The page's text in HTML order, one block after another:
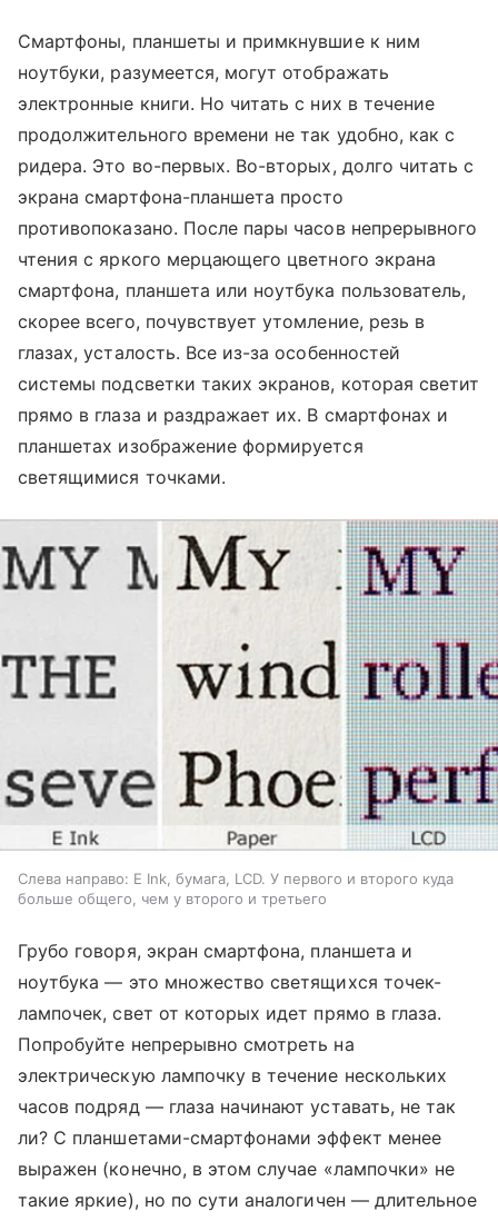
Смартфоны, планшеты и примкнувшие к ним
ноутбуки, разумеется, могут отображать
электронные книги. Но читать с них в течение
продолжительного времени не так удобно, как с
ридера. Это во-первых. Во-вторых, долго читать с
экрана смартфона-планшета просто
противопоказано. После пары часов непрерывного
чтения с яркого мерцающего цветного экрана
смартфона, планшета или ноутбука пользователь,
скорее всего, почувствует утомление, резь в
глазах, усталость. Все из-за особенностей
системы подсветки таких экранов, которая светит
прямо в глаза и раздражает их. В смартфонах и
планшетах изображение формируется
светящимися точками.
Слева направо: E Ink, бумага, LCD. У первого и второго куда
больше общего, чем у второго и третьего
Грубо говоря, экран смартфона, планшета и
ноутбука — это множество светящихся точек-
лампочек, свет от которых идет прямо в глаза.
Попробуйте непрерывно смотреть на
электрическую лампочку в течение нескольких
часов подряд — глаза начинают уставать, не так
ли? С планшетами-смартфонами эффект менее
выражен (конечно, в этом случае «лампочки» не
такие яркие), но по сути аналогичен — длительное